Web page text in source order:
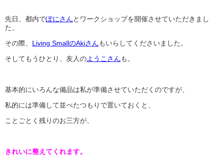
先日、都内でぽにさん とワークショップを開催させていただきまし
た。
その際、 Living SmallのAkiさん もいらしてくださいました。
そしてもうひとり、友人のようこさん も。
基本的にいろんな備品は私が準備させていただくのですが、
私的には準備して並べたつもりで置いておくと、
ことごとく残りのお三方が、
きれいに整えてくれます。